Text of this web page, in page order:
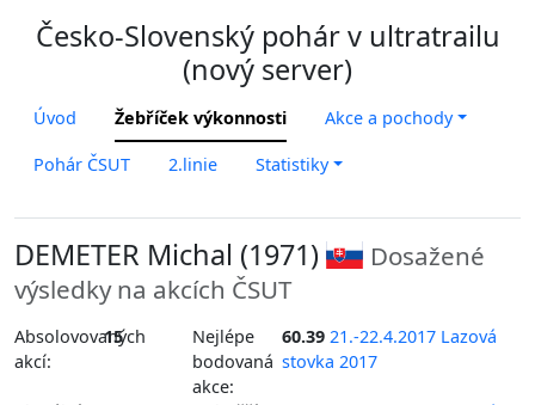
Česko-Slovenský pohár v ultratrailu
(nový server)
Úvod Žebříček výkonnosti Akce a pochody
Pohár ČSUT 2.linie Statistiky
DEMETER Michal (1971)
Dosažené
výsledky na akcích ČSUT
Absolovovaných
akcí:
15
Nejlépe
bodovaná
akce:
60.39 21.-22.4.2017 Lazová
stovka 2017